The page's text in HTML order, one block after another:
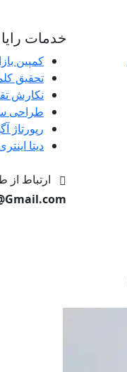
خدمات
کمپین
تحقیق
نکارش
طراحی
رپورتاژ
دیتا
ارتباط از